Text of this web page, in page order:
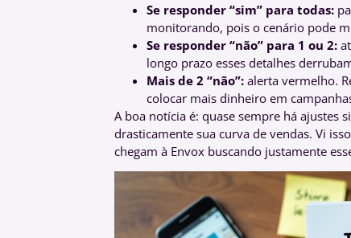
Se responder “sim” para todas:
monitorando, pois o cenário pode
Se responder “não” para 1 ou 2:
longo prazo esses detalhes
Mais de 2 “não”: alerta vermelho.
colocar mais dinheiro em
A boa notícia é: quase sempre há ajustes
drasticamente sua curva de vendas. Vi
chegam à Envox buscando justamente